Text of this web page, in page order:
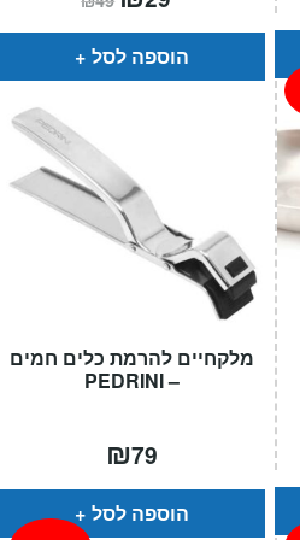
המקורי
היה:
₪49.
הוא:
הוספה לסל
מלקחיים להרמת כלים חמים
– PEDRINI
₪79
הוספה לסל